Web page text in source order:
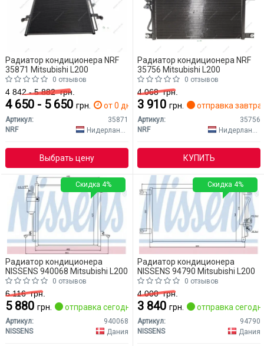
Радиатор кондиционера NRF
35871 Mitsubishi L200
0 отзывов
4 842 - 5 882грн.
4 650 - 5 650 грн. от 0 дн.
Артикул:
35871
NRF
Нидерланды
Выбрать цену
Радиатор кондиционера NRF
35756 Mitsubishi L200
0 отзывов
4 068грн.
3 910 грн. отправка завтра
Артикул:
35756
NRF
Нидерланды
КУПИТЬ
Радиатор кондиционера
NISSENS 940068 Mitsubishi L200
0 отзывов
6 116грн.
5 880 грн. отправка сегодня
Артикул:
940068
NISSENS
Дания
Скидка 4%
Радиатор кондиционера
NISSENS 94790 Mitsubishi L200
0 отзывов
4 000грн.
3 840 грн. отправка
Артикул:
94790
NISSENS
Дания
Скидка 4%